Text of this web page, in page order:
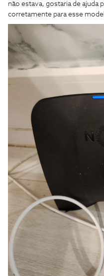
não estava, gostaria de ajuda
corretamente para esse